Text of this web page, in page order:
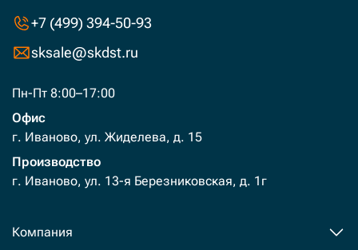
+7 (499) 394-50-93
sksale@skdst.ru
Пн-Пт 8:00–17:00
Офис
г. Иваново, ул. Жиделева, д. 15
Производство
г. Иваново, ул. 13-я Березниковская, д. 1г
Компания